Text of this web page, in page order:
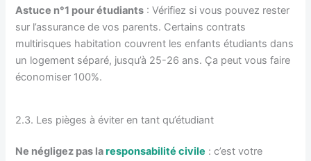
Astuce n°1 pour étudiants : Vérifiez si vous pouvez rester
sur l’assurance de vos parents. Certains contrats
multirisques habitation couvrent les enfants étudiants dans
un logement séparé, jusqu’à 25-26 ans. Ça peut vous faire
économiser 100%.
2.3. Les pièges à éviter en tant qu’étudiant
Ne négligez pas laresponsabilité civile : c’est votre